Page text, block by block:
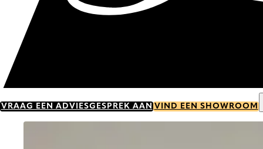
VRAAG EEN ADVIESGESPREK AAN VIND EEN SHOWROOM
Go to item 0